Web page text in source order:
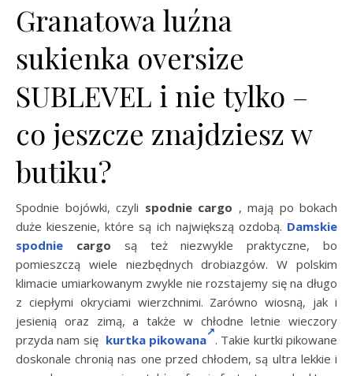
Granatowa luźna
sukienka oversize
SUBLEVEL i nie tylko –
co jeszcze znajdziesz w
butiku?
Spodnie bojówki, czyli spodnie cargo , mają po bokach
duże kieszenie, które są ich największą ozdobą. Damskie
spodnie cargo są też niezwykle praktyczne, bo
pomieszczą wiele niezbędnych drobiazgów. W polskim
klimacie umiarkowanym zwykle nie rozstajemy się na długo
z ciepłymi okryciami wierzchnimi. Zarówno wiosną, jak i
jesienią oraz zimą, a także w chłodne letnie wieczory
przyda nam się kurtka pikowana . Takie kurtki pikowane
doskonale chronią nas one przed chłodem, są ultra lekkie i